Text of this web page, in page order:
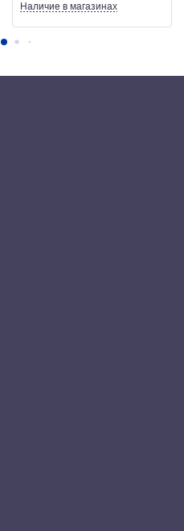
Наличие в магазинах